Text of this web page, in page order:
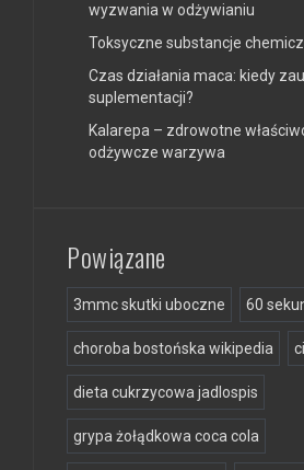
wyzwania w odżywianiu
Toksyczne substancje
Czas działania maca: kiedy
suplementacji?
Kalarepa – zdrowotne
odżywcze warzywa
Powiązane
3mmc skutki uboczne 60
choroba bostońska wikipedia
dieta cukrzycowa jadlospis
grypa żołądkowa coca cola